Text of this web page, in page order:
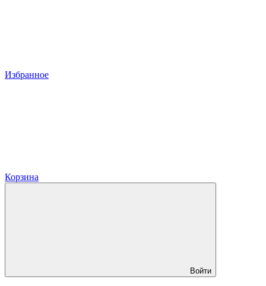
Избранное
Корзина
Войти